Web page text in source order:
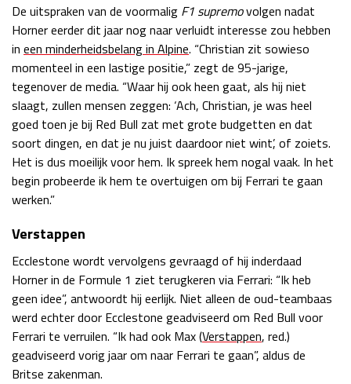
Kwalificatie
za 19:00 - 20:00
Race
zo 17:00 - 19:00
De uitspraken van de voormalig F1 supremovolgen nadat
Horner eerder dit jaar nog naar verluidt interesse zou hebben
in een minderheidsbelang in Alpine. “Christian zit sowieso
momenteel in een lastige positie,” zegt de 95-jarige,
tegenover de media. “Waar hij ook heen gaat, als hij niet
slaagt, zullen mensen zeggen: ‘Ach, Christian, je was heel
goed toen je bij Red Bull zat met grote budgetten en dat
soort dingen, en dat je nu juist daardoor niet wint’, of zoiets.
Het is dus moeilijk voor hem. Ik spreek hem nogal vaak. In het
begin probeerde ik hem te overtuigen om bij Ferrari te gaan
werken.”
Verstappen
Ecclestone wordt vervolgens gevraagd of hij inderdaad
Horner in de Formule 1 ziet terugkeren via Ferrari: “Ik heb
geen idee”, antwoordt hij eerlijk. Niet alleen de oud-teambaas
werd echter door Ecclestone geadviseerd om Red Bull voor
Ferrari te verruilen. “Ik had ook Max (Verstappen, red.)
geadviseerd vorig jaar om naar Ferrari te gaan”, aldus de
Britse zakenman.